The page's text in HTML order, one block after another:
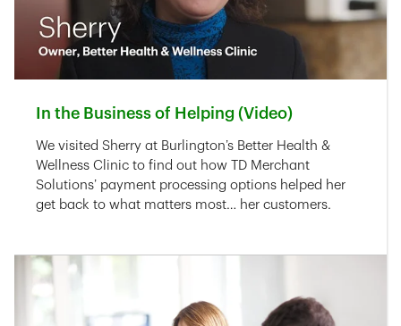
In the Business of Helping (Video)
Link Opens in New Tab
We visited Sherry at Burlington’s Better Health &
Wellness Clinic to find out how TD Merchant
Solutions’ payment processing options helped her
get back to what matters most… her customers.